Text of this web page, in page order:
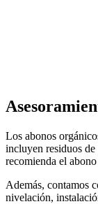
Los abonos
incluyen residuos de
recomienda el
Además, contamos
nivelación,